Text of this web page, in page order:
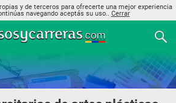
y de terceros para ofrecerte una mejor experiencia
navegando aceptás su uso.. Cerrar